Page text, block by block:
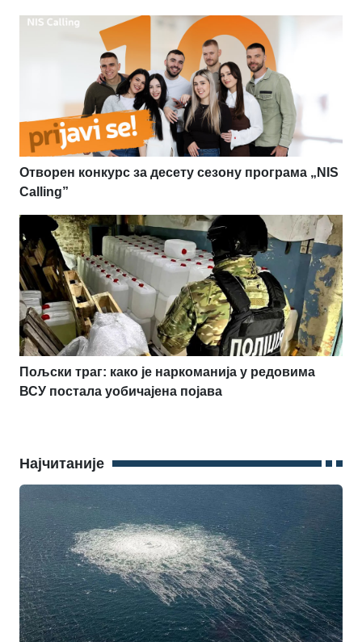
Отворен конкурс за десету сезону програма „NIS
Calling”
Пољски траг: како је наркоманија у редовима
ВСУ постала уобичајена појава
Најчитаније